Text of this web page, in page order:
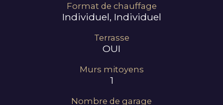
Format de chauffage
Individuel, Individuel
Terrasse
OUI
Murs mitoyens
1
Nombre de garage